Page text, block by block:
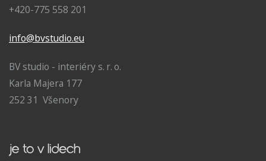
+420-775 558 201
info@bvstudio.eu
BV studio - interiéry s. r. o.
Karla Majera 177
252 31 Všenory